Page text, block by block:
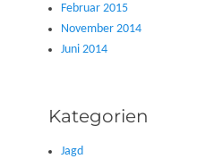
Februar 2015
November 2014
Juni 2014
Kategorien
Jagd